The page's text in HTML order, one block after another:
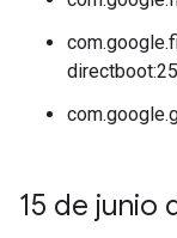
15 de junio